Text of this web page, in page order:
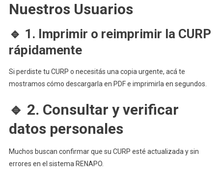
Nuestros Usuarios
🔹 1. Imprimir o reimprimir la CURP
rápidamente
Si perdiste tu CURP o necesitás una copia urgente, acá te
mostramos cómo descargarla en PDF e imprimirla en segundos.
🔹 2. Consultar y verificar
datos personales
Muchos buscan confirmar que su CURP esté actualizada y sin
errores en el sistema RENAPO.